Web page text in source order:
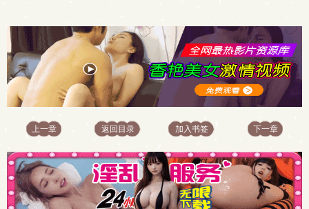
上一章 返回目录 加入书签 下一章